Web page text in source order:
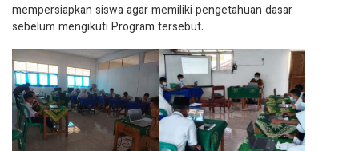
mempersiapkan siswa agar memiliki pengetahuan dasar
sebelum mengikuti Program tersebut.